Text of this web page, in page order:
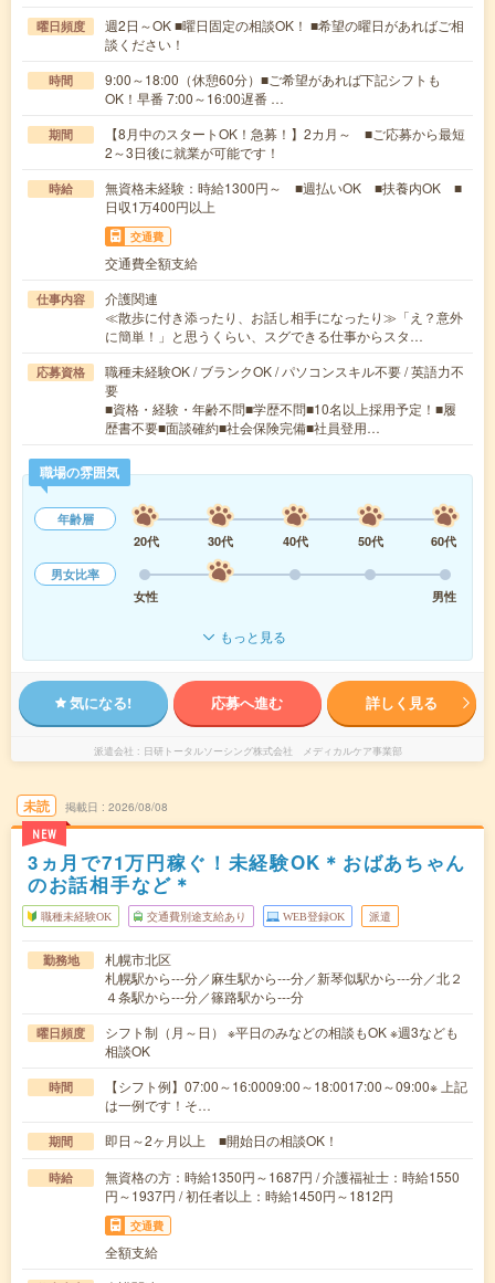
曜日頻度
週2日～OK ■曜日固定の相談OK！ ■希望の曜日があればご相
談ください！
時間
9:00～18:00（休憩60分）■ご希望があれば下記シフトも
OK！早番 7:00～16:00遅番 …
期間
【8月中のスタートOK！急募！】2カ月～ ■ご応募から最短
2～3日後に就業が可能です！
時給
無資格未経験：時給1300円～ ■週払いOK ■扶養内OK ■
日収1万400円以上
交通費
交通費全額支給
仕事内容
介護関連
≪散歩に付き添ったり、お話し相手になったり≫「え？意外
に簡単！」と思うくらい、スグできる仕事からスタ…
応募資格
職種未経験OK / ブランクOK / パソコンスキル不要 / 英語力不
要
■資格・経験・年齢不問■学歴不問■10名以上採用予定！■履
歴書不要■面談確約■社会保険完備■社員登用…
職場の雰囲気
年齢層
20代
30代 40代 50代
60代
男女比率
女性
男性
もっと見る
気になる! 応募へ進む 詳しく見る
派遣会社 日研トータルソーシング株式会社 メディカルケア事業部
未読
NEW
掲載日 2026/08/08
3ヵ月で71万円稼ぐ！未経験OK＊おばあちゃん
のお話相手など＊
職種未経験OK 交通費別途支給あり WEB登録OK 派遣
勤務地
札幌市北区
札幌駅から---分／麻生駅から---分／新琴似駅から---分／北２
４条駅から---分／篠路駅から---分
曜日頻度
シフト制（月～日） ※平日のみなどの相談もOK ※週3なども
相談OK
時間
【シフト例】07:00～16:0009:00～18:0017:00～09:00※ 上記
は一例です！そ…
期間 即日～2ヶ月以上 ■開始日の相談OK！
時給
無資格の方：時給1350円～1687円 / 介護福祉士：時給1550
円～1937円 / 初任者以上：時給1450円～1812円
交通費
全額支給